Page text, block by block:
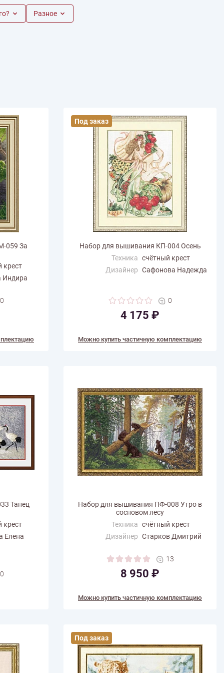
Разное
059 За
крест
Индира
0
Набор для вышивания КП-004 Осень
4 175 ₽
Техника счётный крест
Дизайнер Сафонова Надежда
Размер по вертикали
(см)
42.5 0
Можно купить частичную комплектацию
Под заказ
Танец
крест
Елена
0
Набор для вышивания ПФ-008 Утро в
сосновом лесу
8 950 ₽
Техника счётный крест
Дизайнер Старков Дмитрий
горизонтали (см)
Размер по вертикали
(см)
52.9
13
Можно купить частичную комплектацию
Под заказ